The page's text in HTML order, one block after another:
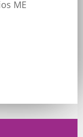
ME